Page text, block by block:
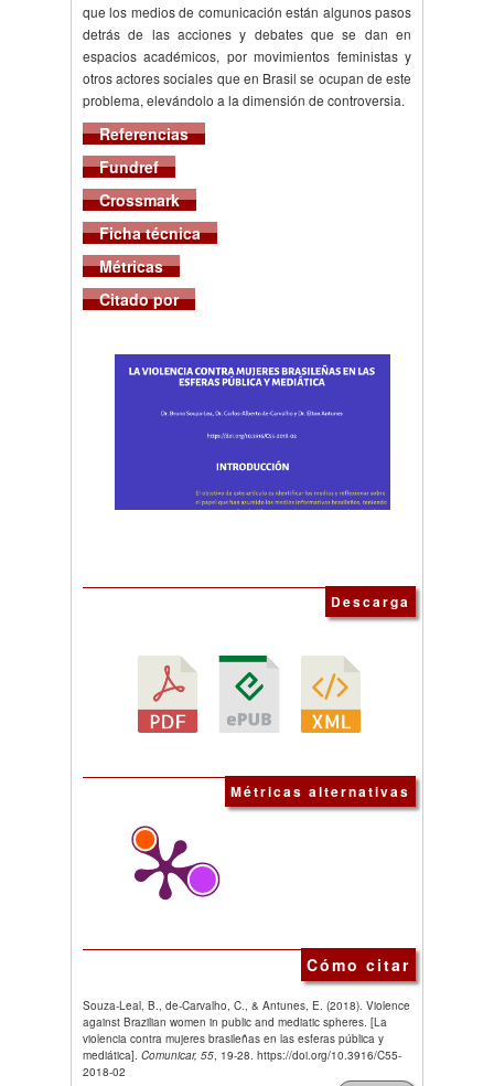
que los medios de comunicación están algunos pasos
detrás de las acciones y debates que se dan en
espacios académicos, por movimientos feministas y
otros actores sociales que en Brasil se ocupan de este
problema, elevándolo a la dimensión de controversia.
Referencias
Fundref
Crossmark
Ficha técnica
Métricas
Citado por
Descarga
Métricas alternativas
Cómo citar
Souza-Leal, B., de-Carvalho, C., & Antunes, E. (2018). Violence
against Brazilian women in public and mediatic spheres. [La
violencia contra mujeres brasileñas en las esferas pública y
mediática]. Comunicar, 55, 19-28. https://doi.org/10.3916/C55-
2018-02